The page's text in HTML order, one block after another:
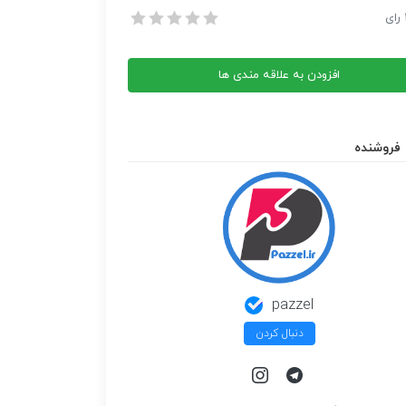
بریم دریا از امیر عباس گلاب 1 رای
افزودن به علاقه مندی ها
فروشنده
pazzel
دنبال کردن